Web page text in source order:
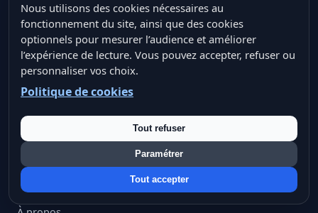
Applications de l’IA
Outils & Tech
Éthique & Société
Pages utiles
Nous utilisons des cookies nécessaires au
fonctionnement du site, ainsi que des cookies
optionnels pour mesurer l’audience et améliorer
l’expérience de lecture. Vous pouvez accepter, refuser ou
personnaliser vos choix.
Politique de cookies
Tout refuser
Paramétrer
Tout accepter